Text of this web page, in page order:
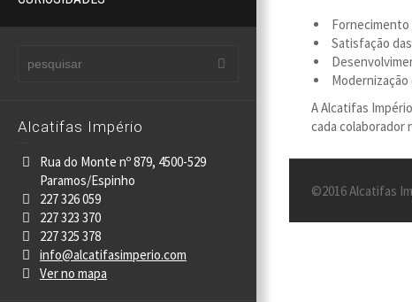
Alcatifas Império
Rua do Monte nº 879, 4500-529
Paramos/Espinho
227 326 059
227 323 370
227 325 378
info@alcatifasimperio.com
Ver no mapa
Satisfação
Modernização
A Alcatifas
cada colaborador
©2016 Alcatifas